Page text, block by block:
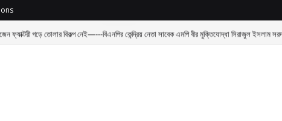
ফ্যাক্টরী গড়ে তোলার বিকল্প নেই—---বিএনপির কেন্দ্রিয় নেতা সাবেক এমপি বীর মুক্তিযোদ্ধা সিরাজুল ইসলাম